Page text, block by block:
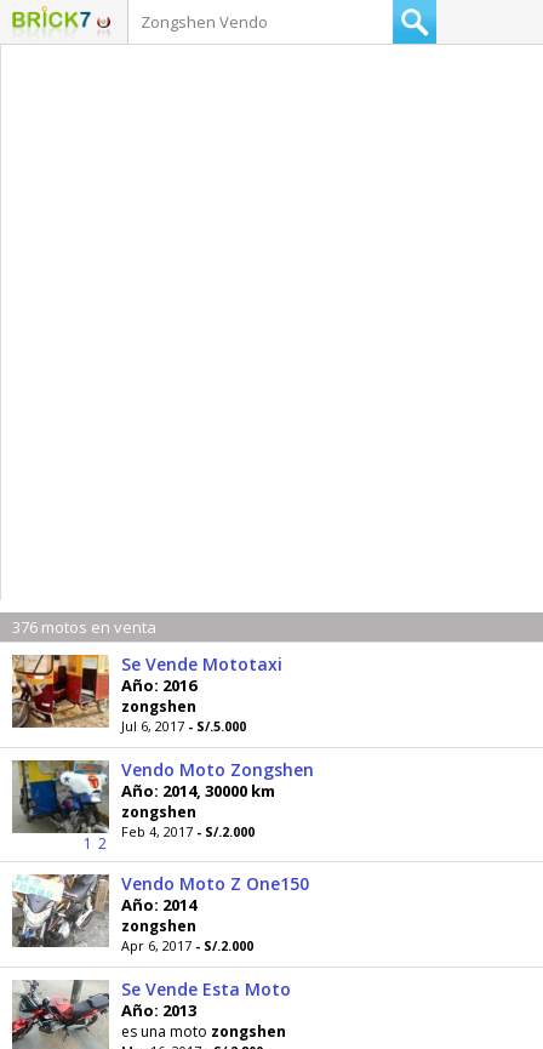
376 motos en venta
Se Vende Mototaxi
Año: 2016
zongshen
Jul 6, 2017 - S/.5.000
1 2
Vendo Moto Zongshen
Año: 2014, 30000 km
zongshen
Feb 4, 2017 - S/.2.000
Vendo Moto Z One150
Año: 2014
zongshen
Apr 6, 2017 - S/.2.000
Se Vende Esta Moto
Año: 2013
es una moto zongshen